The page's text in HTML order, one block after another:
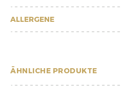
ALLERGENE
ÄHNLICHE PRODUKTE